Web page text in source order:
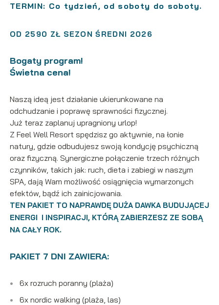
TERMIN: Co tydzień, od soboty do soboty.
OD 2590 ZŁ SEZON ŚREDNI 2026
Bogaty program!
Świetna cena!
Naszą ideą jest działanie ukierunkowane na
odchudzanie i poprawę sprawności fizycznej.
Już teraz zaplanuj upragniony urlop!
Z Feel Well Resort spędzisz go aktywnie, na łonie
natury, gdzie odbudujesz swoją kondycję psychiczną
oraz fizyczną. Synergiczne połączenie trzech różnych
czynników, takich jak: ruch, dieta i zabiegi w naszym
SPA, dają Wam możliwość osiągnięcia wymarzonych
efektów, bądź ich zainicjowania.
TEN PAKIET TO NAPRAWDĘ DUŻA DAWKA BUDUJĄCEJ
ENERGI I INSPIRACJI, KTÓRĄ ZABIERZESZ ZE SOBĄ
NA CAŁY ROK.
PAKIET 7 DNI ZAWIERA:
6x rozruch poranny (plaża)
6x nordic walking (plaża, las)